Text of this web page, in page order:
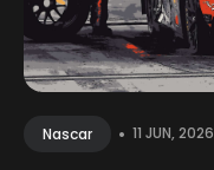
Nascar • 11 JUN, 2026